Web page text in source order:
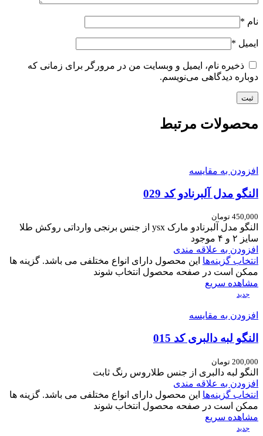
نام *
ایمیل *
ذخیره نام، ایمیل و وبسایت من در مرورگر برای زمانی که
دوباره دیدگاهی می‌نویسم.
محصولات مرتبط
افزودن به مقایسه
النگو مدل آلبرنادو کد 029
450,000 تومان
النگو مدل آلبرنادو مارک ysx از جنس برنجی وارداتی روکش طلا
سایز ۲ و ۴ موجود
افزودن به علاقه مندی
انتخاب گزینه‌ها این محصول دارای انواع مختلفی می باشد. گزینه ها
ممکن است در صفحه محصول انتخاب شوند
مشاهده سریع
جدید
افزودن به مقایسه
النگو لبه دالبری کد 015
200,000 تومان
النگو لبه دالبری از جنس طلاروس رنگ ثابت
افزودن به علاقه مندی
انتخاب گزینه‌ها این محصول دارای انواع مختلفی می باشد. گزینه ها
ممکن است در صفحه محصول انتخاب شوند
مشاهده سریع
جدید